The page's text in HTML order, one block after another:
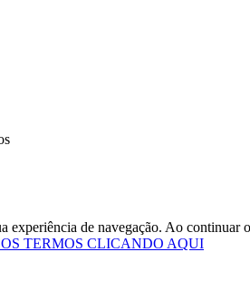
experiência de navegação. Ao
TERMOS CLICANDO AQUI